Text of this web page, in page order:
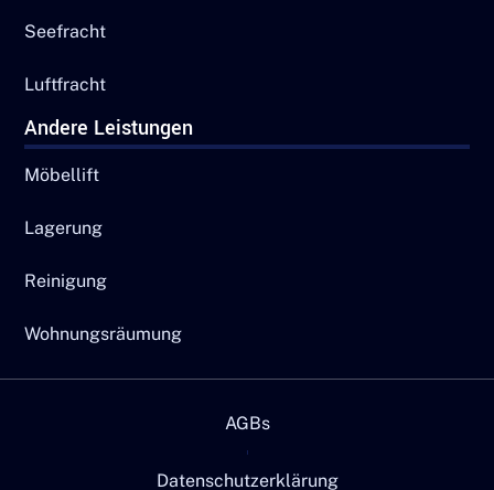
Seefracht
Luftfracht
Andere Leistungen
Möbellift
Lagerung
Reinigung
Wohnungsräumung
AGBs
Datenschutzerklärung